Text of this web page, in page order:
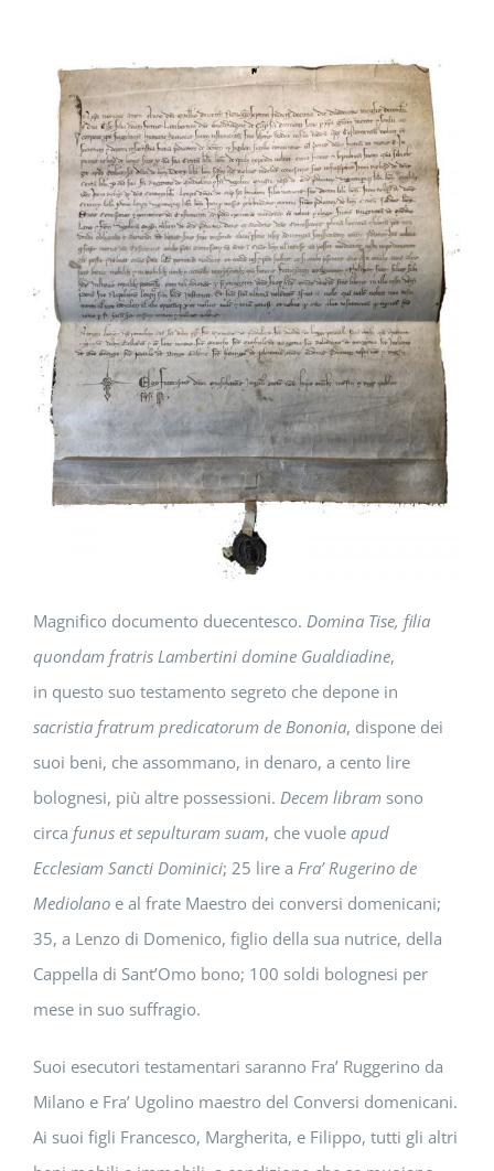
Magnifico documento duecentesco. Domina Tise, filia
quondam fratris Lambertini domine Gualdiadine,
in questo suo testamento segreto che depone in
sacristia fratrum predicatorum de Bononia, dispone dei
suoi beni, che assommano, in denaro, a cento lire
bolognesi, più altre possessioni. Decem libram sono
circa funus et sepulturam suam, che vuole apud
Ecclesiam Sancti Dominici; 25 lire a Fra’ Rugerino de
Mediolano e al frate Maestro dei conversi domenicani;
35, a Lenzo di Domenico, figlio della sua nutrice, della
Cappella di Sant’Omo bono; 100 soldi bolognesi per
mese in suo suffragio.
Suoi esecutori testamentari saranno Fra’ Ruggerino da
Milano e Fra’ Ugolino maestro del Conversi domenicani.
Ai suoi figli Francesco, Margherita, e Filippo, tutti gli altri